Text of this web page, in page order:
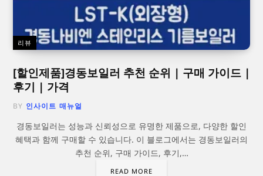
리뷰
[할인제품]경동보일러 추천 순위 | 구매 가이드 |
후기 | 가격
BY 인사이트 매뉴얼
경동보일러는 성능과 신뢰성으로 유명한 제품으로, 다양한 할인
혜택과 함께 구매할 수 있습니다. 이 블로그에서는 경동보일러의
추천 순위, 구매 가이드, 후기,…
READ MORE